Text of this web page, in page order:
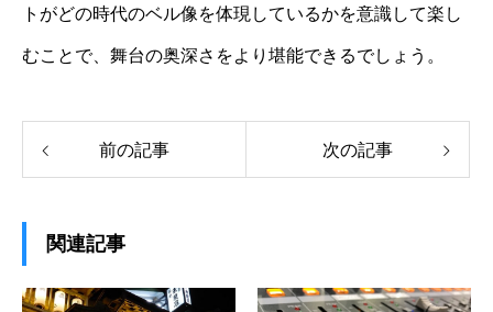
トがどの時代のベル像を体現しているかを意識して楽し
むことで、舞台の奥深さをより堪能できるでしょう。
前の記事 次の記事
関連記事